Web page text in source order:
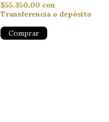
$55.350,00 con
Transferencia o depósito